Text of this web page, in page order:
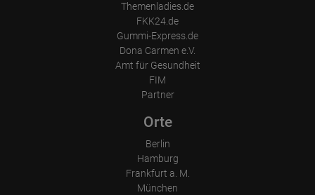
Themenladies.de
FKK24.de
Gummi-Express.de
Dona Carmen e.V.
Amt für Gesundheit
FIM
Partner
Orte
Berlin
Hamburg
Frankfurt a. M.
München